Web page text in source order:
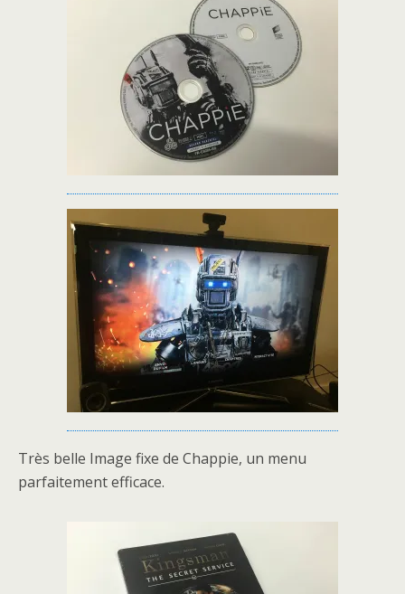
Très belle Image fixe de Chappie, un menu
parfaitement efficace.